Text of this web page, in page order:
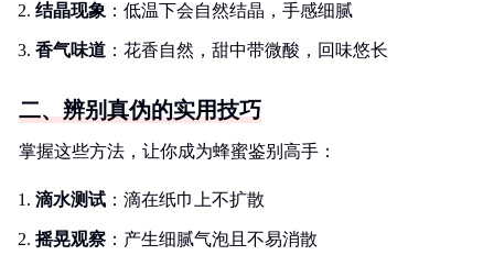
结晶现象 ：低温下会自然结晶，手感细腻
香气味道 ：花香自然，甜中带微酸，回味悠长
二、辨别真伪的实用技巧
掌握这些方法，让你成为蜂蜜鉴别高手：
滴水测试 ：滴在纸巾上不扩散
摇晃观察 ：产生细腻气泡且不易消散